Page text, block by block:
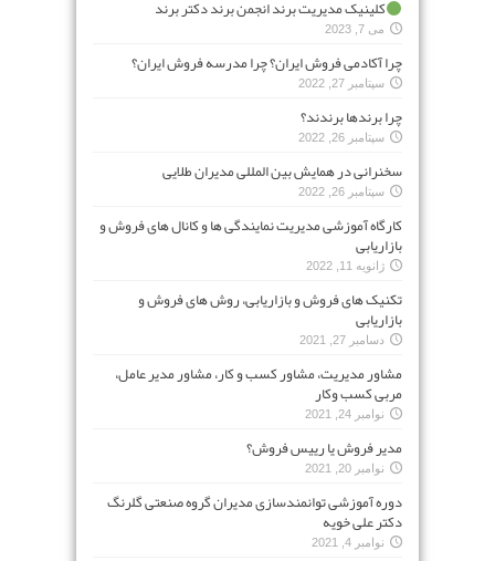
کلینیک مدیریت برند انجمن برند دکتر برند
می 7, 2023
چرا آکادمی فروش ایران؟ چرا مدرسه فروش ایران؟
سپتامبر 27, 2022
چرا برندها برندند؟
سپتامبر 26, 2022
سخنرانی در همایش بین المللی مدیران طلایی
سپتامبر 26, 2022
کارگاه آموزشی مدیریت نمایندگی ها و کانال های فروش و
بازاریابی
ژانویه 11, 2022
تکنیک های فروش و بازاریابی، روش های فروش و
بازاریابی
دسامبر 27, 2021
مشاور مدیریت، مشاور کسب و کار، مشاور مدیر عامل،
مربی کسب وکار
نوامبر 24, 2021
مدیر فروش یا رییس فروش؟
نوامبر 20, 2021
دوره آموزشی توانمندسازی مدیران گروه صنعتی گلرنگ
دکتر علی خویه
نوامبر 4, 2021